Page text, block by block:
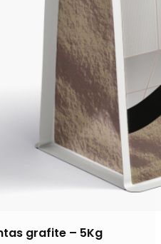
grafite – 5Kg